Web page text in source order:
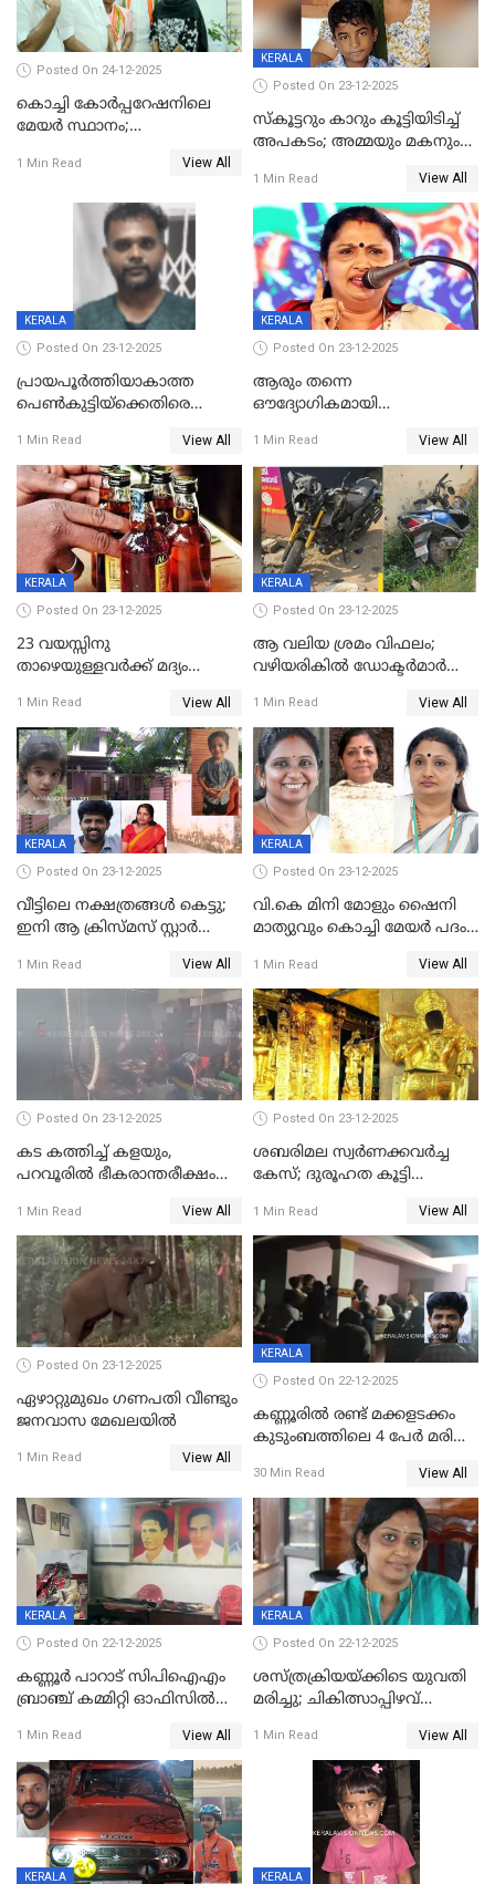
Posted On 24-12-2025
കൊച്ചി കോര്‍പ്പറേഷനിലെ
മേയര്‍ സ്ഥാനം;
രൂക്ഷം
1 Min Read View All
KERALA
Posted On 23-12-2025
സ്കൂട്ടറും കാറും കൂട്ടിയിടിച്ച്
അപകടം; അമ്മയും മകനും
ഗുരുതരാവസ്ഥയിൽ
1 Min Read View All
KERALA
Posted On 23-12-2025
പ്രായപൂർത്തിയാകാത്ത
പെൺകുട്ടിയ്ക്കെതിരെ
59 വർഷം തടവും 90,൦൦൦ രൂപ
പിഴയും ശിക്ഷ
1 Min Read View All
KERALA
Posted On 23-12-2025
ആരും തന്നെ
ഔദ്യോഗികമായി
കണ്ടെത്താൻ ഇന്ന് കോർ
കമ്മിറ്റി കൂടിയില്ല';
അതൃപ്തിയുമായി ദീപ്തി മേരി
വർഗീസ്
1 Min Read View All
KERALA
Posted On 23-12-2025
23 വയസ്സിനു
താഴെയുള്ളവർക്ക് മദ്യം
നടപടി;സ്ഥാപനങ്ങൾക്കെതിരെ
രണ്ട് കേസുകൾ
1 Min Read View All
KERALA
Posted On 23-12-2025
ആ വലിയ ശ്രമം വിഫലം;
വഴിയരികില്‍ ‌ഡോക്ടര്‍മാര്‍
മരണത്തിന് കീഴടങ്ങി
1 Min Read View All
KERALA
Posted On 23-12-2025
വീട്ടിലെ നക്ഷത്രങ്ങൾ കെട്ടു;
ഇനി ആ ക്രിസ്മസ് സ്റ്റാർ
വേണ്ടിയുള്ള
പിടിവലിക്കിടയിൽ
അപ്പൂപ്പനെതിരെ പോക്സോ
കേസ് ഒടുവിൽ 4 ജീവനുകൾ
പൊലിഞ്ഞു
1 Min Read View All
KERALA
Posted On 23-12-2025
വി.കെ മിനി മോളും ഷൈനി
മാത്യുവും കൊച്ചി മേയർ പദം
മേയറാകില്ല
1 Min Read View All
Posted On 23-12-2025
കട കത്തിച്ച് കളയും,
പറവൂരില്‍ ഭീകരാന്തരീക്ഷം
1 Min Read View All
Posted On 23-12-2025
ശബരിമല സ്വര്‍ണക്കവര്‍ച്ച
കേസ്; ദുരൂഹത കൂട്ടി
1 Min Read View All
Posted On 23-12-2025
ഏഴാറ്റുമുഖം ഗണപതി വീണ്ടും
ജനവാസ മേഖലയിൽ
1 Min Read View All
KERALA
Posted On 22-12-2025
കണ്ണൂരിൽ രണ്ട് മക്കളടക്കം
കുടുംബത്തിലെ 4 പേർ മരിച്ച
30 Min Read View All
KERALA
Posted On 22-12-2025
കണ്ണൂർ പാറാട് സിപിഐഎം
ബ്രാഞ്ച് കമ്മിറ്റി ഓഫിസിൽ
ചിത്രങ്ങളടക്കം കത്തിയ
നിലയിൽ
1 Min Read View All
KERALA
Posted On 22-12-2025
ശസ്ത്രക്രിയയ്‌ക്കിടെ യുവതി
മരിച്ചു; ചികിത്സാപ്പിഴവ്
സംഭവം മാവേലിക്കരയിൽ
1 Min Read View All
KERALA KERALA